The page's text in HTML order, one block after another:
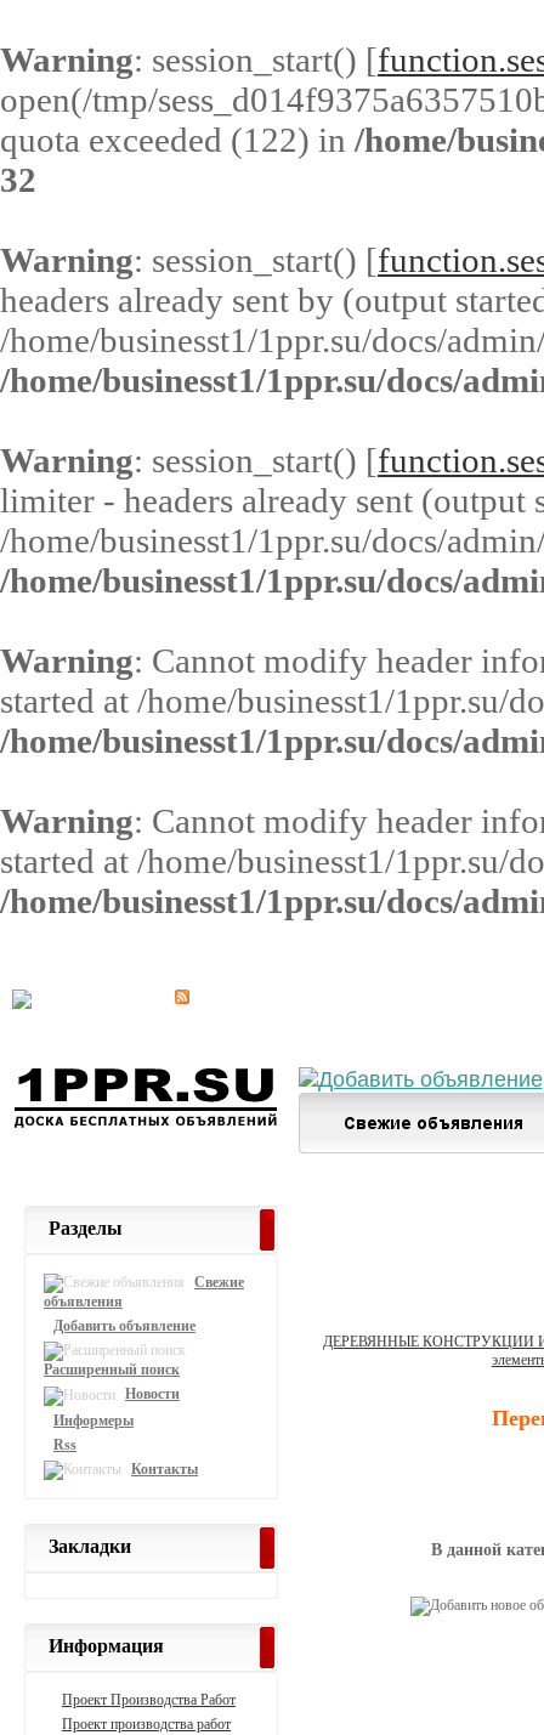
Warning: session_start() [
open(/tmp/
quota exceeded (122) in /home/
32
Warning: session_start() [
headers already sent by (output
/home/businesst1/1ppr.su/docs/
/home/businesst1/1ppr.su/docs/
Warning: session_start() [
limiter - headers already sent (output
/home/businesst1/1ppr.su/docs/
/home/businesst1/1ppr.su/docs/
Warning: Cannot modify header
started at /home/businesst1/1ppr.su/
/home/businesst1/1ppr.su/docs/
Warning: Cannot modify header
started at /home/businesst1/1ppr.su/
/home/businesst1/1ppr.su/docs/
ДЕРЕВЯННЫЕ КОНСТРУКЦИИ
В данной
Разделы
Свежие
объявления
Добавить объявление
Расширенный поиск
Новости
Информеры
Rss
Контакты
Закладки
Информация
Проект Производства Работ
Проект производства работ